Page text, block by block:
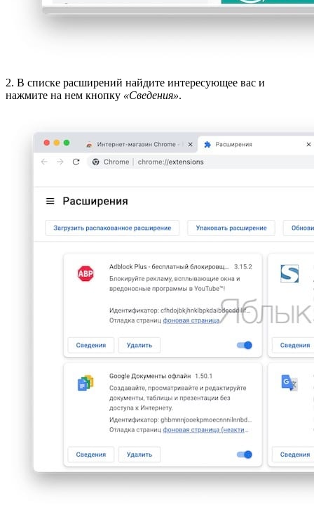
2. В списке расширений найдите интересующее вас и
нажмите на нем кнопку «Сведения».